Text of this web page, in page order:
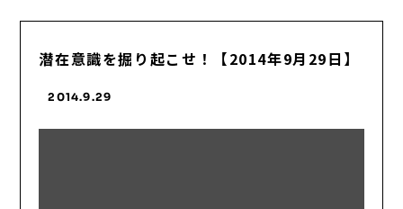
潜在意識を掘り起こせ！【2014年9月29日】
2014.9.29